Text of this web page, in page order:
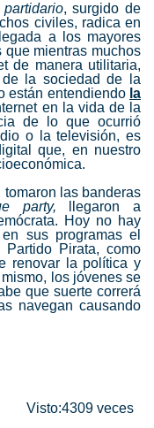
, surgido de
civiles, radica en
a los mayores
mientras muchos
de manera utilitaria,
la sociedad de la
están entendiendo la
en la vida de la
de lo que ocurrió
o la televisión, es
que, en nuestro
tomaron las banderas
party, llegaron a
Hoy no hay
sus programas el
Pirata, como
renovar la política y
los jóvenes se
que suerte correrá
navegan causando
Visto:4309 veces